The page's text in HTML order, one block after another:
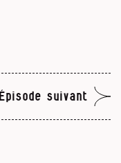
Épisode suivant